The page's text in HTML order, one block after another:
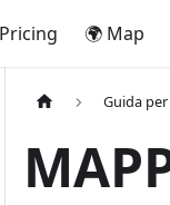
🌍 Map
Guida